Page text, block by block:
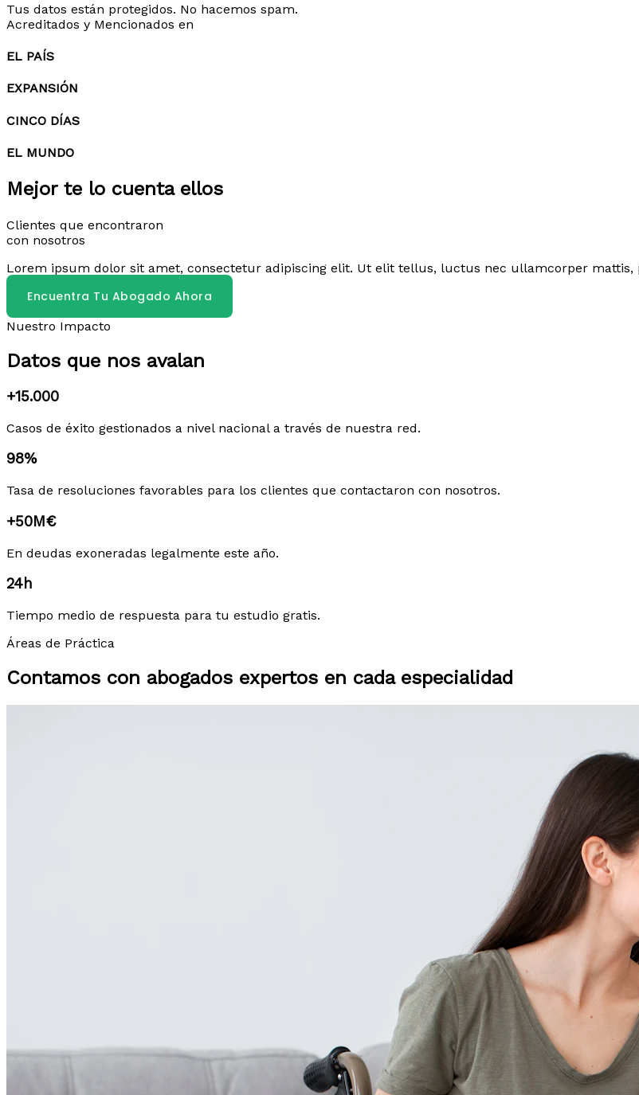
Tus datos están protegidos. No hacemos spam.
Acreditados y Mencionados en
EL PAÍS
EXPANSIÓN
CINCO DÍAS
EL MUNDO
Mejor te lo cuenta ellos
Clientes que encontraron
con nosotros
Lorem ipsum dolor sit amet, consectetur adipiscing elit. Ut elit tellus, luctus nec ullamcorper mattis,
Encuentra Tu Abogado Ahora
Nuestro Impacto
Datos que nos avalan
+15.000
Casos de éxito gestionados a nivel nacional a través de nuestra red.
98%
Tasa de resoluciones favorables para los clientes que contactaron con nosotros.
+50M€
En deudas exoneradas legalmente este año.
24h
Tiempo medio de respuesta para tu estudio gratis.
Áreas de Práctica
Contamos con abogados expertos en cada especialidad